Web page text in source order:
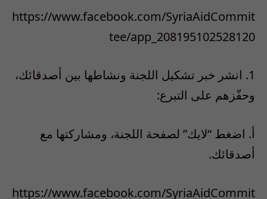
https://www.facebook.com/SyriaAidCommit
tee/app_208195102528120
1. انشر خبر تشكيل اللجنة ونشاطها بين أصدقائك،
وحفّزهم على التبرع:
أ‌. اضغط “لايك” لصفحة اللجنة، ومشاركتها مع
أصدقائك.
https://www.facebook.com/SyriaAidCommit